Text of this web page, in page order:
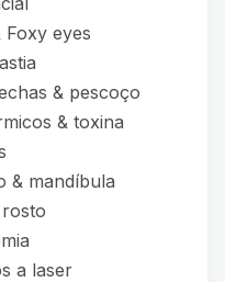
Foxy eyes
& pescoço
& toxina
& mandíbula
a laser